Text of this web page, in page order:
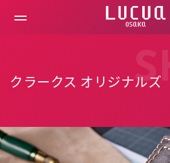
クラークス オリジナルズ